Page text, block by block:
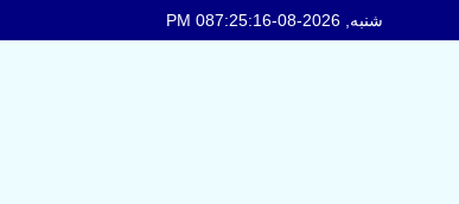
شنبه, 2026-08-08 7:25:17 PM